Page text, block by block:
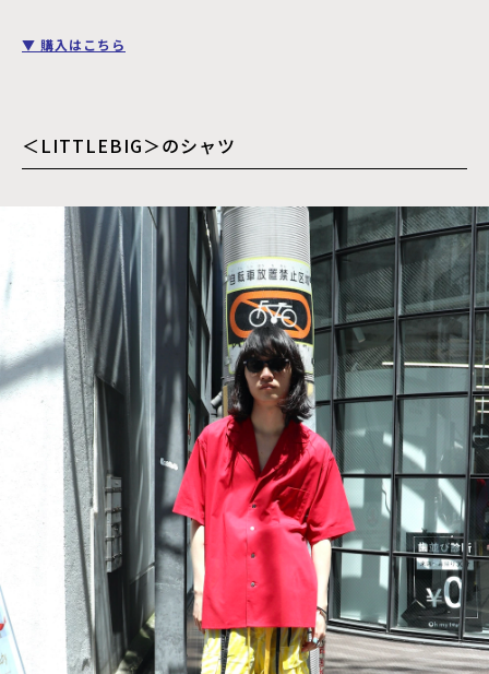
▼ 購入はこちら
＜LITTLEBIG＞のシャツ